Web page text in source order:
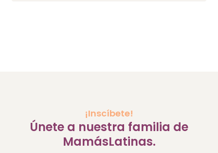
¡Inscíbete!
Únete a nuestra familia de
MamásLatinas.